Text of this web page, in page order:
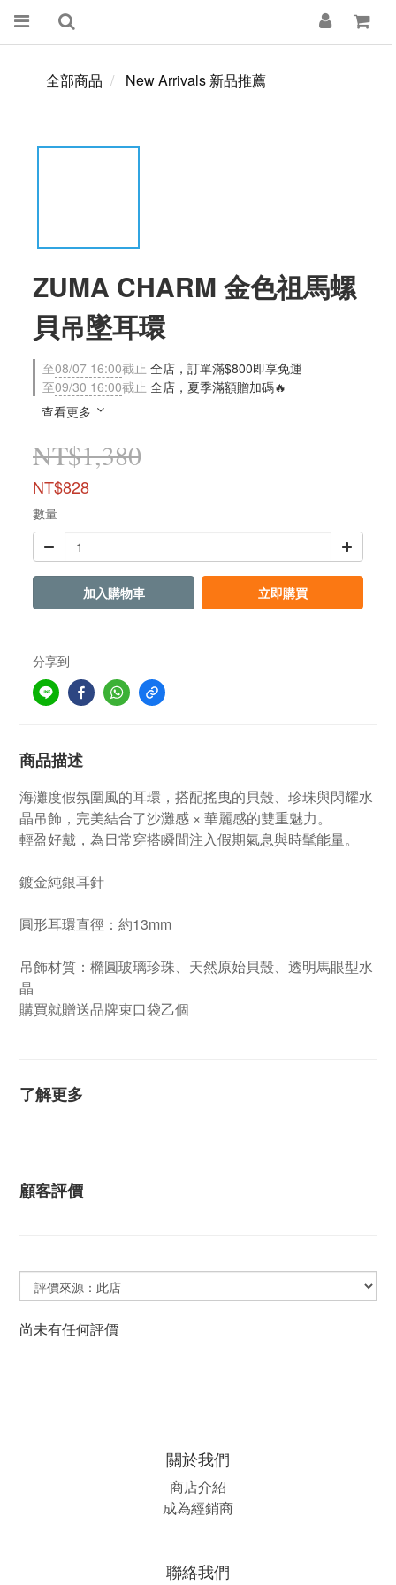
全部商品 New Arrivals 新品推薦
ZUMA CHARM 金色祖馬螺
貝吊墜耳環
至08/07 16:00截止 全店，訂單滿$800即享免運
至09/30 16:00截止 全店，夏季滿額贈加碼🔥
查看更多
NT$1,380
NT$828
數量
加入購物車 立即購買
分享到
商品描述
海灘度假氛圍風的耳環，搭配搖曳的貝殼、珍珠與閃耀水
晶吊飾，完美結合了沙灘感 × 華麗感的雙重魅力。
輕盈好戴，為日常穿搭瞬間注入假期氣息與時髦能量。
鍍金純銀耳針
圓形耳環直徑：約13mm
吊飾材質：橢圓玻璃珍珠、天然原始貝殼、透明馬眼型水
晶
購買就贈送品牌束口袋乙個
了解更多
顧客評價
尚未有任何評價
關於我們
商店介紹
成為經銷商
聯絡我們